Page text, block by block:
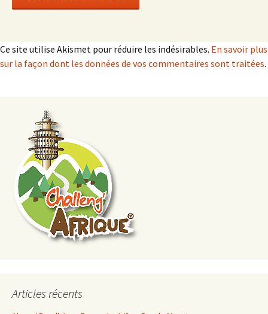
Ce site utilise Akismet pour réduire les indésirables. En savoir plus
sur la façon dont les données de vos commentaires sont traitées.
Articles récents